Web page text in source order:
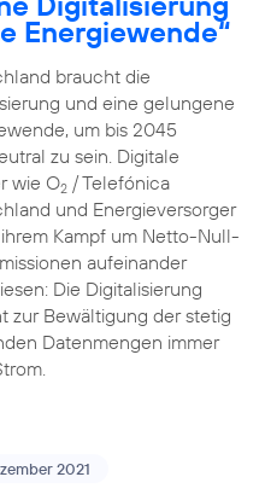
Energiewende“
braucht die
und eine gelungene
um bis 2045
zu sein. Digitale
wie O2/ Telefónica
und Energieversorger
Kampf um Netto-Null-
aufeinander
Die Digitalisierung
zur Bewältigung der stetig
Datenmengen immer
2021